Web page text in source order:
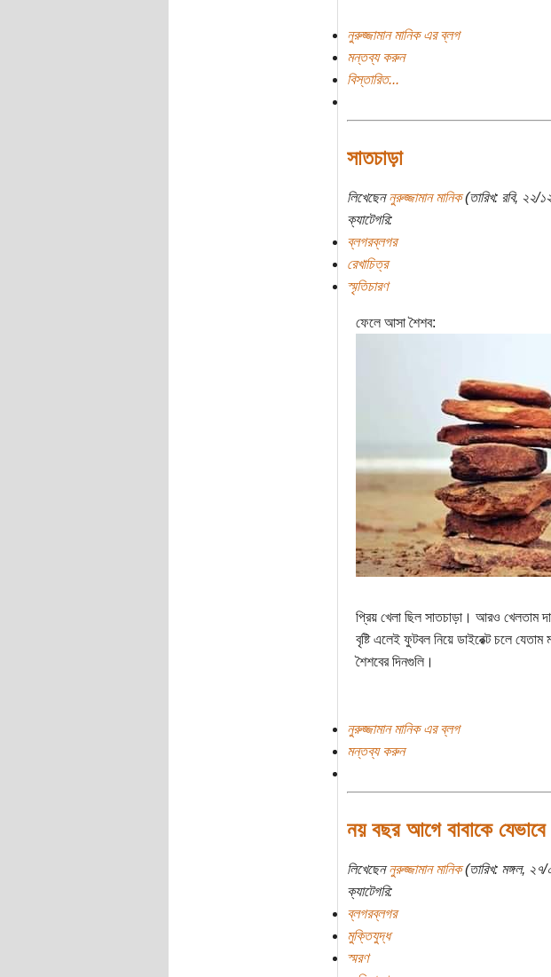
নুরুজ্জামান মানিক এর ব্লগ
মন্তব্য করুন
বিস্তারিত...
সাতচাড়া
লিখেছেননুরুজ্জামান মানিক(তারিখ: রবি, ২২/
ক্যাটেগরি:
ব্লগরব্লগর
রেখাচিত্র
স্মৃতিচারণ
ফেলে আসা শৈশব:
প্রিয় খেলা ছিল সাতচাড়া। আরও খেলতাম
বৃষ্টি এলেই ফুটবল নিয়ে ডাইরেক্ট চলে
শৈশবের দিনগুলি।
নুরুজ্জামান মানিক এর ব্লগ
মন্তব্য করুন
নয় বছর আগে বাবাকে যেভাবে
লিখেছেননুরুজ্জামান মানিক(তারিখ: মঙ্গল,
ক্যাটেগরি:
ব্লগরব্লগর
মুক্তিযুদ্ধ
স্মরণ